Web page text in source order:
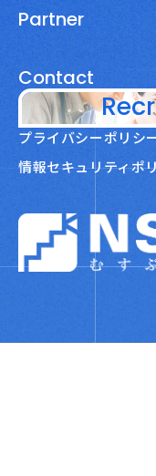
Partner
Contact
プライバシーポリシ
情報セキュリティポ